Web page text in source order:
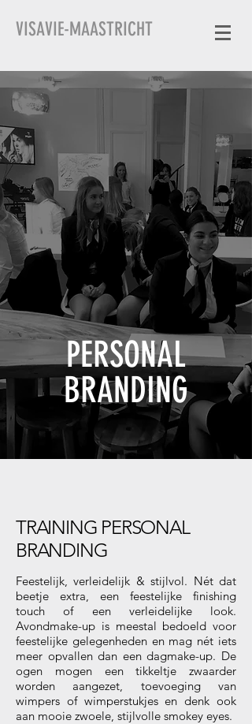
VISAVIE-MAASTRICHT
PERSONAL
BRANDING
TRAINING PERSONAL
BRANDING
Feestelijk, verleidelijk & stijlvol. Nét dat
beetje extra, een feestelijke finishing
touch of een verleidelijke look.
Avondmake-up is meestal bedoeld voor
feestelijke gelegenheden en mag nét iets
meer opvallen dan een dagmake-up. De
ogen mogen een tikkeltje zwaarder
worden aangezet, toevoeging van
wimpers of wimperstukjes en denk ook
aan mooie zwoele, stijlvolle smokey eyes.